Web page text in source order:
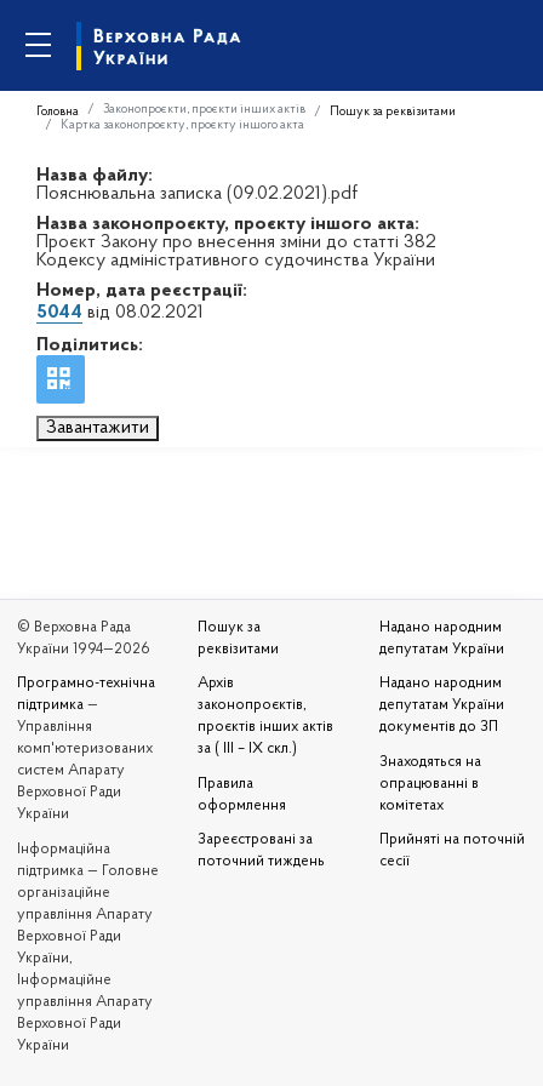
Головна Законопроєкти, проєкти інших актів
Пошук за реквізитами
Картка законопроєкту, проєкту іншого акта
Назва файлу:
Пояснювальна записка (09.02.2021).pdf
Назва законопроєкту, проєкту іншого акта:
Проєкт Закону про внесення зміни до статті 382
Кодексу адміністративного судочинства України
Номер, дата реєстрації:
5044 від 08.02.2021
Поділитись:
Завантажити
© Верховна Рада
України 1994—2026
Програмно-технічна
підтримка —
Управління
комп'ютеризованих
систем Апарату
Верховної Ради
України
Iнформаційна
підтримка — Головне
організаційне
управління Апарату
Верховної Ради
України,
Інформаційне
управління Апарату
Верховної Ради
України
Пошук за
реквізитами
Архів
законопроєктів,
проєктів інших актів
за ( III – IX скл.)
Правила
оформлення
Зареєстровані за
поточний тиждень
Надано народним
депутатам України
Надано народним
депутатам України
документів до ЗП
Знаходяться на
опрацюванні в
комітетах
Прийняті на поточній
сесії